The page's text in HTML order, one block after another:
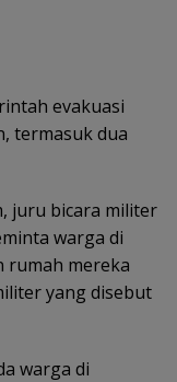
evakuasi
termasuk dua
juru bicara militer
warga di
rumah mereka
yang disebut
warga di